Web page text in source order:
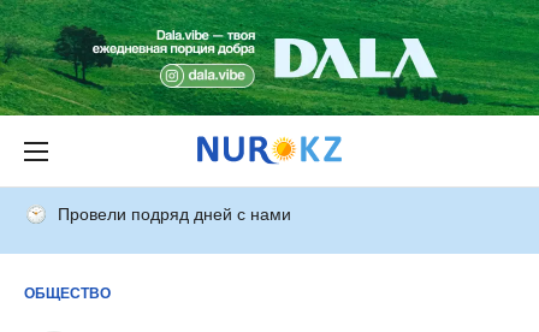
Провели подряд дней с нами
ОБЩЕСТВО